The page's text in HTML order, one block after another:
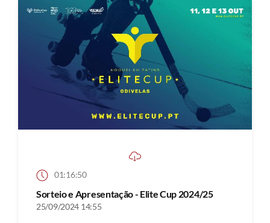
01:16:50
Sorteio e Apresentação - Elite Cup 2024/25
25/09/2024 14:55